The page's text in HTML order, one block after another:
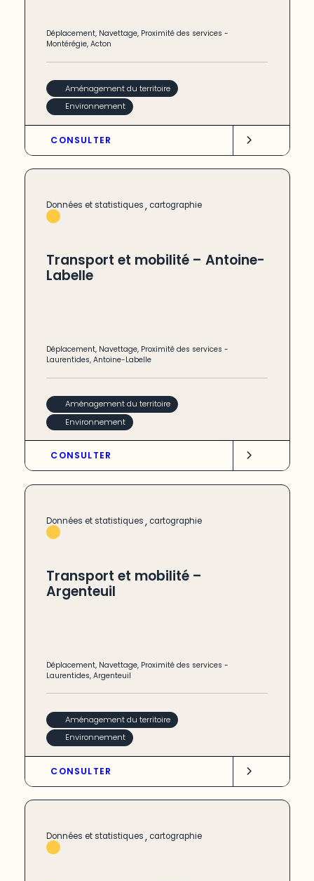
Déplacement, Navettage, Proximité des services -
Montérégie,Acton
Aménagement du territoire
Environnement
CONSULTER
Données et statistiques, cartographie
Transport et mobilité – Antoine-
Labelle
Déplacement, Navettage, Proximité des services -
Laurentides,Antoine-Labelle
Aménagement du territoire
Environnement
CONSULTER
Données et statistiques, cartographie
Transport et mobilité –
Argenteuil
Déplacement, Navettage, Proximité des services -
Laurentides,Argenteuil
Aménagement du territoire
Environnement
CONSULTER
Données et statistiques, cartographie